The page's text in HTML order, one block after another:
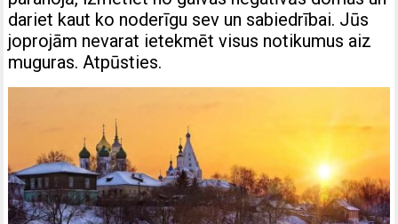
dariet kaut ko noderīgu sev un sabiedrībai. Jūs
joprojām nevarat ietekmēt visus notikumus aiz
muguras. Atpūsties.